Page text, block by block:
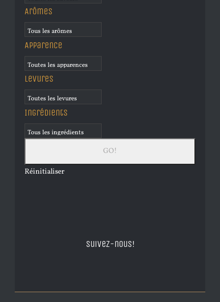
Arômes
Apparence
Levures
Ingrédients
Réinitialiser
Suivez-nous!